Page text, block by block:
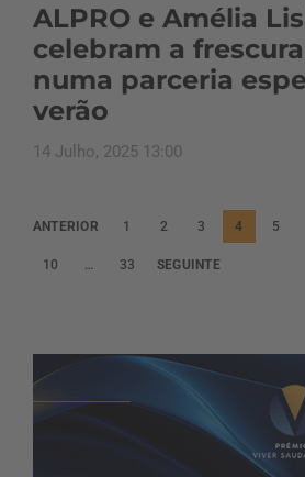
ALPRO e Amélia
celebram a
numa parceria
verão
14 Julho, 2025 13:00
P
a
n
a
ç
ANTERIOR 1 2 3 4 5
10 … 33 SEGUINTE